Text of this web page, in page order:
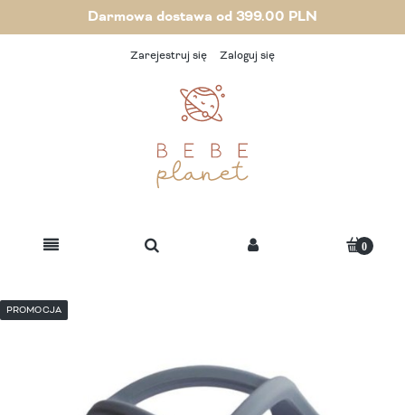
Darmowa dostawa od 399.00 PLN
Zarejestruj się Zaloguj się
PROMOCJA